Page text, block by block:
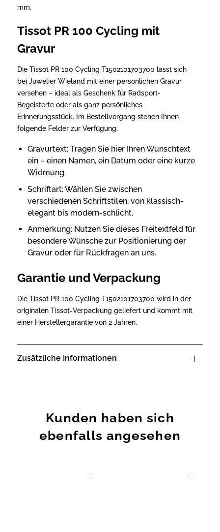
mm.
Tissot PR 100 Cycling mit
Gravur
Die Tissot PR 100 Cycling T1502101703700 lässt sich
bei Juwelier Wieland mit einer persönlichen Gravur
versehen – ideal als Geschenk für Radsport-
Begeisterte oder als ganz persönliches
Erinnerungsstück. Im Bestellvorgang stehen Ihnen
folgende Felder zur Verfügung:
Gravurtext: Tragen Sie hier Ihren Wunschtext
ein – einen Namen, ein Datum oder eine kurze
Widmung.
Schriftart: Wählen Sie zwischen
verschiedenen Schriftstilen, von klassisch-
elegant bis modern-schlicht.
Anmerkung: Nutzen Sie dieses Freitextfeld für
besondere Wünsche zur Positionierung der
Gravur oder für Rückfragen an uns.
Garantie und Verpackung
Die Tissot PR 100 Cycling T1502101703700 wird in der
originalen Tissot-Verpackung geliefert und kommt mit
einer Herstellergarantie von 2 Jahren.
Zusätzliche Informationen
Kunden haben sich
ebenfalls angesehen